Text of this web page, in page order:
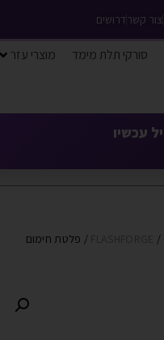
צור קשרדרושים
סורקי תלת מימד מוצרי עזר
/
/ פלטת חימום